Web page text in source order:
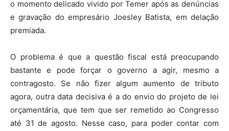
o momento delicado vivido por Temer após as denúncias
e gravação do empresário Joesley Batista, em delação
premiada.
O problema é que a questão fiscal está preocupando
bastante e pode forçar o governo a agir, mesmo a
contragosto. Se não fizer algum aumento de tributo
agora, outra data decisiva é a do envio do projeto de lei
orçamentária, que tem que ser remetido ao Congresso
até 31 de agosto. Nesse caso, para poder contar com